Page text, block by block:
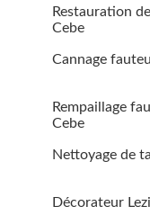
Restauration
Cebe
Cannage
Rempaillage
Cebe
Nettoyage de
Décorateur